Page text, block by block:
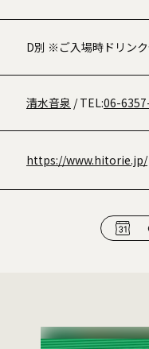
D別 ※ご入場時ドリンク
清水音泉 / TEL:06-
https://www.hitorie.jp/